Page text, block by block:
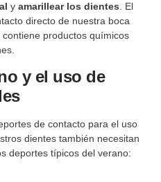
yamarillear los dientes . El
directo de nuestra boca
productos químicos
y el uso de
de contacto para el uso
dientes también necesitan
deportes típicos del verano: